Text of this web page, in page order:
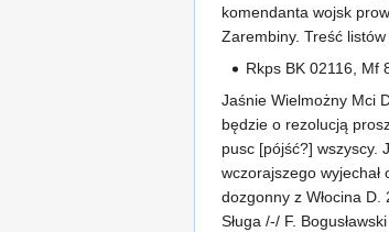
komendanta wojsk
Zarembiny. Treść
Rkps BK 02116, Mf
Jaśnie Wielmożny Mci
będzie o rezolucją
pusc [pójść?] wszyscy.
wczorajszego
dozgonny z Włocina
Sługa /-/ F. Bogusławski